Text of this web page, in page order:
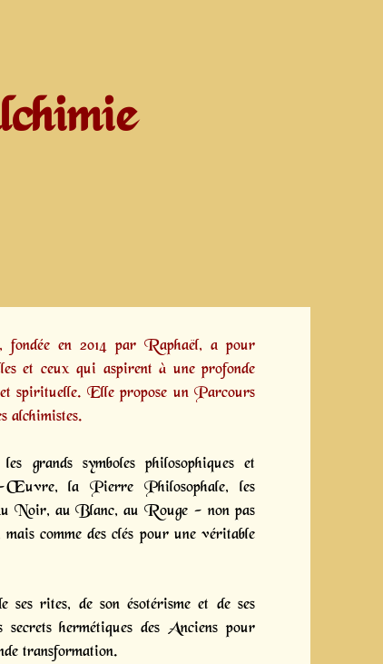
fondée en 2014 par Raphaël, a pour
et ceux qui aspirent à une profonde
spirituelle. Elle propose unParcours
alchimistes.
grands symboles philosophiques et
la Pierre Philosophale, les
Noir, au Blanc, au Rouge - non pas
mais comme des clés pour une véritable
ses rites, de son ésotérisme et de ses
hermétiques des Anciens pour
transformation.